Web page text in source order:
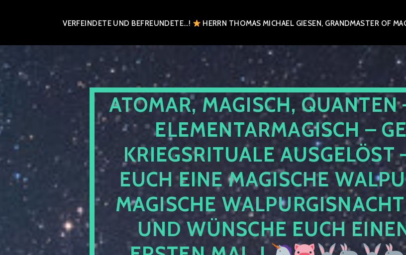
VERFEINDETE UND BEFREUNDETE…! HERRN THOMAS MICHAEL GIESEN, GRANDMASTER OF
ATOMAR, MAGISCH,
ELEMENTARMAGISCH –
KRIEGSRITUALE AUSGELÖST
EUCH EINE MAGISCHE
MAGISCHE
UND WÜNSCHE EUCH